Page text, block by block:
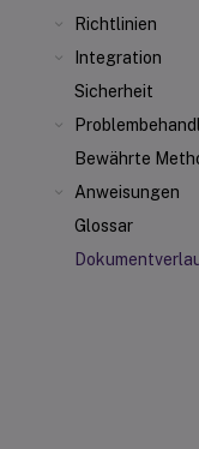
Richtlinien
Integration
Sicherheit
Bewährte
Anweisungen
Glossar